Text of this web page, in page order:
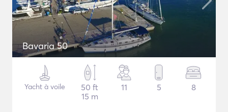
Bavaria 50
Yacht à voile
50 ft
15 m
11 5 8